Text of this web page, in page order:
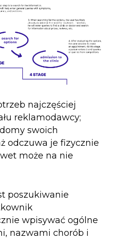
najczęściej
reklamodawcy;
swoich
odczuwa je fizycznie
może na nie
poszukiwanie
wpisywać ogólne
nazwami chorób i